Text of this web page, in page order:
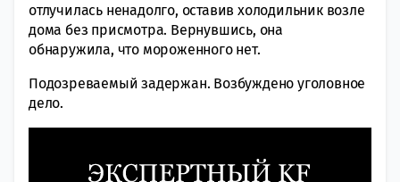
отлучилась ненадолго, оставив холодильник возле
дома без присмотра. Вернувшись, она
обнаружила, что мороженного нет.
Подозреваемый задержан. Возбуждено уголовное
дело.